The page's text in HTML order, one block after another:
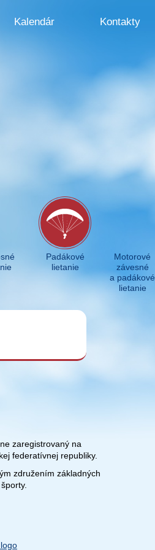
Kalendár Kontakty
Padákové
lietanie
Motorové
závesné
a padákové
lietanie
zaregistrovaný na
federatívnej republiky.
združením základných